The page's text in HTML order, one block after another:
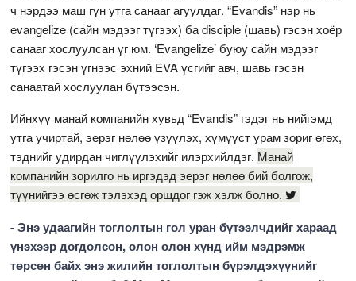
ч нэрдээ маш гүн утга санааг агуулдаг. “Evandis” нэр нь
evangelize (сайн мэдээг түгээх) ба disciple (шавь) гэсэн хоёр
санааг хослуулсан үг юм. ‘Evangelize’ буюу сайн мэдээг
түгээх гэсэн үгнээс эхний EVA үсгийг авч, шавь гэсэн
санаатай хослуулан бүтээсэн.
Ийнхүү манай компанийн хувьд “Evandis” гэдэг нь нийгэмд
утга учиртай, эерэг нөлөө үзүүлэх, хүмүүст урам зориг өгөх,
тэднийг удирдан чиглүүлэхийг илэрхийлдэг. Манай
компанийн зорилго нь иргэдэд эерэг нөлөө бий болгож,
түүнийгээ өсгөж тэлэхэд оршдог гэж хэлж болно.
- Энэ удаагийн тоглолтын гол уран бүтээлчдийг хараад
үнэхээр догдолсон, олон олон хүнд ийм мэдрэмж
төрсөн байх энэ жилийн тоглолтын бүрэлдэхүүнийг